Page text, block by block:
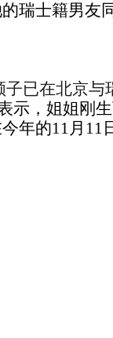
瑞士籍男友
子已在北京与
，姐姐刚生
年的11月11